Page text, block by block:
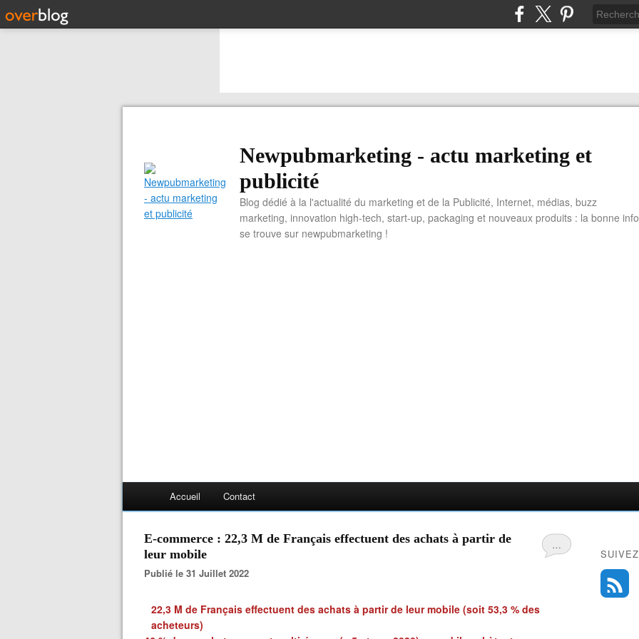
Newpubmarketing - actu marketing et
publicité
Blog dédié à la l'actualité du marketing et de la Publicité, Internet, médias, buzz
marketing, innovation high-tech, start-up, packaging et nouveaux produits : la bonne info
se trouve sur newpubmarketing !
Accueil Contact
…
E-commerce : 22,3 M de Français effectuent des achats à partir de
leur mobile
Publié le 31 Juillet 2022
22,3 M de Français effectuent des achats à partir de leur mobile (soit 53,3 % des
acheteurs)